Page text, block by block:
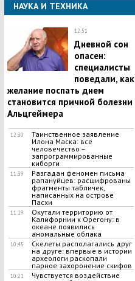
НАУКА И ТЕХНИКА
12:51
Дневной сон
опасен:
специалисты
поведали, как
желание поспать днем
становится причной болезни
Альцгеймера
12:30
Таинственное заявление
Илона Маска: все
человечество –
запрограммированные
киборги
11:39
Разгадан феномен письма
рапануйцев: расшифрованы
фрагменты табличек,
написанных на острове
Пасхи
11:19
Окутали территорию от
Калифорнии к Орегону: в
океане появились
аномальные облака
10:45
Скелеты располагались друг
на друге: впервые в истории
археологи раскопали
парное захоронение скифов
10:21
Чувствуется воздействие